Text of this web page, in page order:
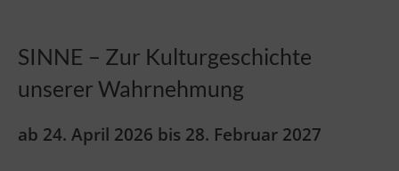
SINNE – Zur Kulturgeschichte
unserer Wahrnehmung
ab 24. April 2026 bis 28. Februar 2027